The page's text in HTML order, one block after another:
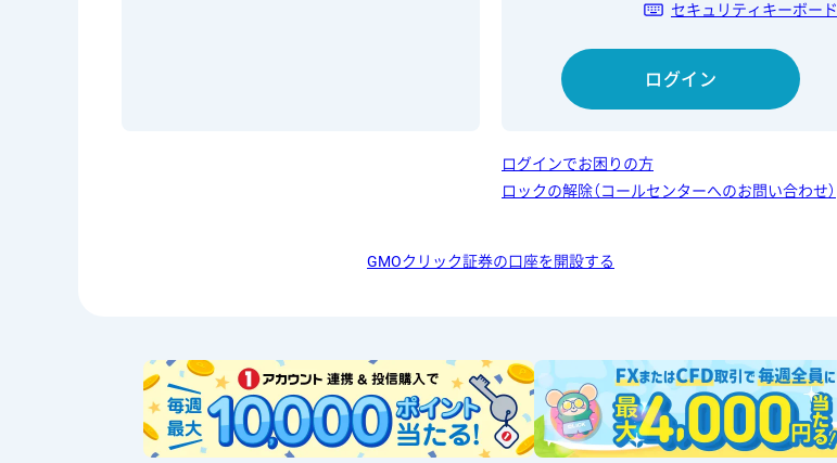
セキュリティキーボード
ログイン
ログインでお困りの方
ロックの解除（コールセンターへのお問い合わせ）
GMOクリック証券の口座を開設する